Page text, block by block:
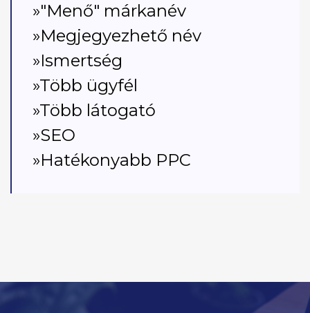
»"Menő" márkanév
»Megjegyezhető név
»Ismertség
»Több ügyfél
»Több látogató
»SEO
»Hatékonyabb PPC